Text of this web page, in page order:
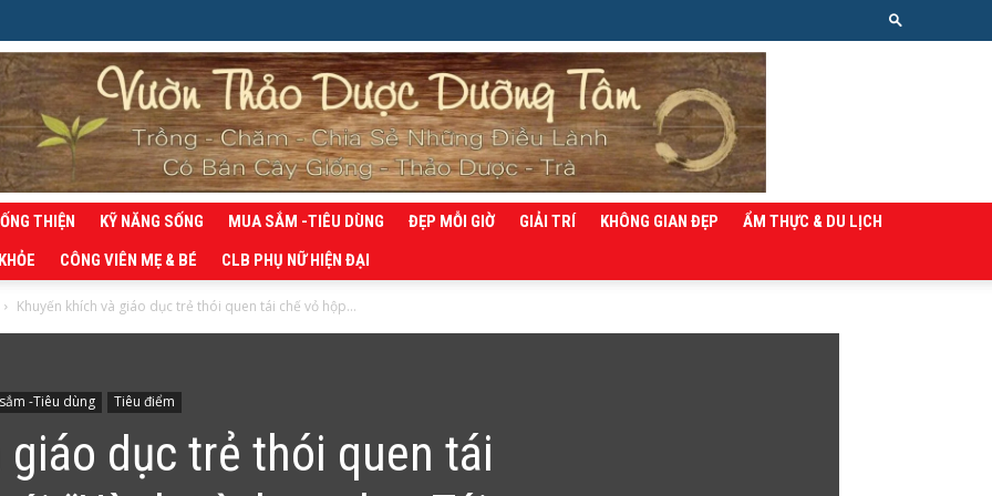
THIỆN KỸ NĂNG SỐNG MUA SẮM -TIÊU DÙNG ĐẸP MỖI GIỜ GIẢI TRÍ KHÔNG GIAN ĐẸP
ẨM THỰC & DU LỊCH
CÔNG VIÊN MẸ & BÉ CLB PHỤ NỮ HIỆN ĐẠI
Khuyến khích và giáo dục trẻ thói quen tái chế vỏ hộp...
-Tiêu dùng Tiêu điểm
giáo dục trẻ thói quen tái